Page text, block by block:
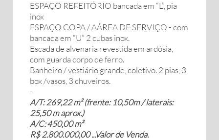
ESPAÇO REFEITÓRIO bancada em “L”, pia
inox
ESPAÇO COPA / AÁREA DE SERVIÇO - com
bancada em “U” 2 cubas inox.
Escada de alvenaria revestida em ardósia,
com guarda corpo de ferro.
Banheiro / vestiário grande, coletivo. 2 pias, 3
box /vasos, 3 chuveiros.
-
A/T: 269,22 m² (frente: 10,50m / laterais:
25,50 m aprox.)
A/C: 450,00 m²
R$ 2.800.000,00 ...Valor de Venda.